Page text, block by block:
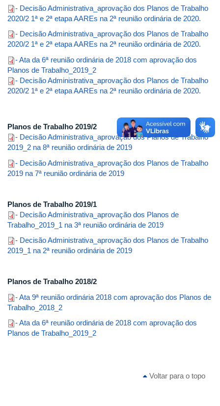
- Decisão Administrativa_aprovação dos Planos de Trabalho
2020/2 1ª e 2ª etapa AAREs na 2ª reunião ordinária de 2020.
- Decisão Administrativa_aprovação dos Planos de Trabalho
2020/2 1ª e 2ª etapa AAREs na 2ª reunião ordinária de 2020.
- Ata da 6ª reunião ordinária de 2018 com aprovação dos
Planos de Trabalho_2019_2
- Decisão Administrativa_aprovação dos Planos de Trabalho
2020/2 1ª e 2ª etapa AAREs na 2ª reunião ordinária de 2020.
Planos de Trabalho 2019/2
- Decisão Administrativa_aprovação dos Planos de Trabalho
2019_2 na 8ª reunião ordinária de 2019
- Decisão Administrativa_aprovação dos Planos de Trabalho
2019 na 7ª reunião ordinária de 2019
Planos de Trabalho 2019/1
- Decisão Administrativa_aprovação dos Planos de
Trabalho_2019_1 na 3ª reunião ordinária de 2019
- Decisão Administrativa_aprovação dos Planos de Trabalho
2019_1 na 2ª reunião ordinária de 2019
Planos de Trabalho 2018/2
- Ata 9ª reunião ordinária 2018 com aprovação dos Planos de
Trabalho_2018_2
- Ata da 6ª reunião ordinária de 2018 com aprovação dos
Planos de Trabalho_2019_2
Voltar para o topo